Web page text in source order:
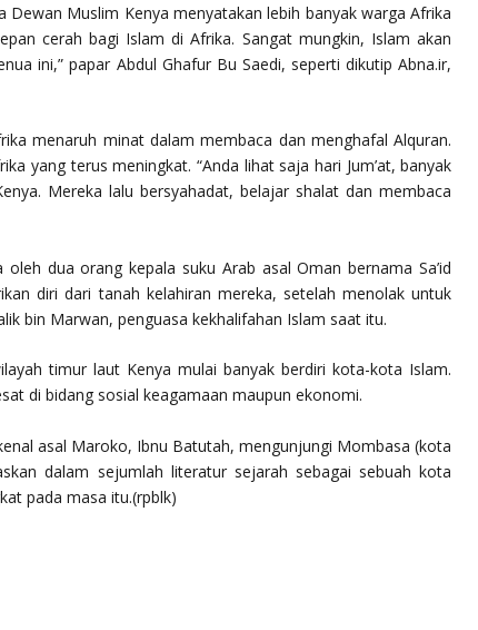
Dewan Muslim Kenya menyatakan lebih banyak warga Afrika
cerah bagi Islam di Afrika. Sangat mungkin, Islam akan
ini,” papar Abdul Ghafur Bu Saedi, seperti dikutip Abna.ir,
menaruh minat dalam membaca dan menghafal Alquran.
yang terus meningkat. “Anda lihat saja hari Jum’at, banyak
Mereka lalu bersyahadat, belajar shalat dan membaca
dua orang kepala suku Arab asal Oman bernama Sa’id
diri dari tanah kelahiran mereka, setelah menolak untuk
bin Marwan, penguasa kekhalifahan Islam saat itu.
timur laut Kenya mulai banyak berdiri kota-kota Islam.
di bidang sosial keagamaan maupun ekonomi.
asal Maroko, Ibnu Batutah, mengunjungi Mombasa (kota
dalam sejumlah literatur sejarah sebagai sebuah kota
pada masa itu.(rpblk)